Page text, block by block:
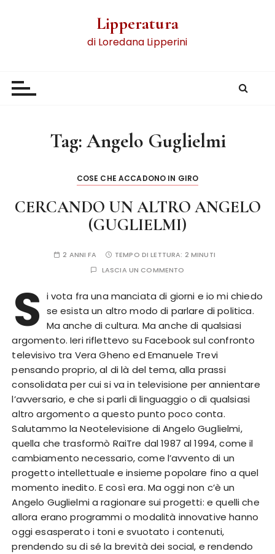
Lipperatura
di Loredana Lipperini
Tag:Angelo Guglielmi
COSE CHE ACCADONO IN GIRO
CERCANDO UN ALTRO ANGELO
(GUGLIELMI)
2 ANNI FA TEMPO DI LETTURA: 2 MINUTI
LASCIA UN COMMENTO
S i vota fra una manciata di giorni e io mi chiedo
se esista un altro modo di parlare di politica.
Ma anche di cultura. Ma anche di qualsiasi
argomento. Ieri riflettevo su Facebook sul confronto
televisivo tra Vera Gheno ed Emanuele Trevi
pensando proprio, al di là del tema, alla prassi
consolidata per cui si va in televisione per annientare
l’avversario, e che si parli di linguaggio o di qualsiasi
altro argomento a questo punto poco conta.
Salutammo la Neotelevisione di Angelo Guglielmi,
quella che trasformò RaiTre dal 1987 al 1994, come il
cambiamento necessario, come l’avvento di un
progetto intellettuale e insieme popolare fino a quel
momento inedito. E così era. Ma oggi non c’è un
Angelo Guglielmi a ragionare sui progetti: e quelli che
allora erano programmi o modalità innovative hanno
oggi esasperato i toni e svuotato i contenuti,
prendendo su di sé la brevità dei social, e rendendo